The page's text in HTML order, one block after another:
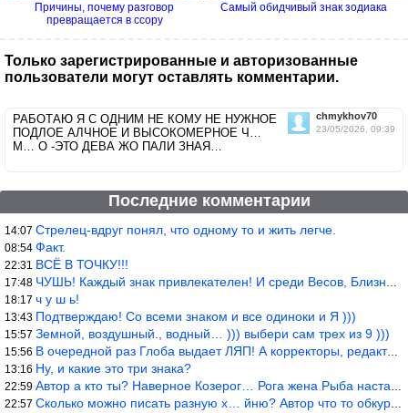
Причины, почему разговор
превращается в ссору
Самый обидчивый знак зодиака
Только зарегистрированные и авторизованные
пользователи могут оставлять комментарии.
chmykhov70
23/05/2026, 09:39
РАБОТАЮ Я С ОДНИМ НЕ КОМУ НЕ НУЖНОЕ
ПОДЛОЕ АЛЧНОЕ И ВЫСОКОМЕРНОЕ Ч…
М… О -ЭТО ДЕВА ЖО ПАЛИ ЗНАЯ…
Последние комментарии
14:07 Стрелец-вдруг понял, что одному то и жить легче.
08:54 Факт.
22:31 ВСЁ В ТОЧКУ!!!
17:48 ЧУШЬ! Каждый знак привлекателен! И среди Весов, Близнецов встреч
18:17 ч у ш ь!
13:43 Подтверждаю! Со всеми знаком и все одиноки и Я )))
15:57 Земной, воздушный., водный… ))) выбери сам трех из 9 )))
15:56 В очередной раз Глоба выдает ЛЯП! А корректоры, редакторы пропус
13:16 Ну, и какие это три знака?
22:59 Автор а кто ты? Наверное Козерог… Рога жена Рыба наставила ))
22:57 Сколько можно писать разную х… йню? Автор что то обкурился?